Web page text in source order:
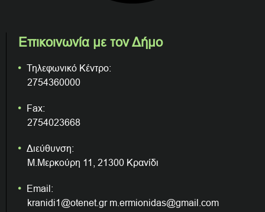
Επικοινωνία με τον Δήμο
Τηλεφωνικό Κέντρο:
2754360000
Fax:
2754023668
Διεύθυνση:
Μ.Μερκούρη 11, 21300 Κρανίδι
Email:
kranidi1@otenet.gr m.ermionidas@gmail.com